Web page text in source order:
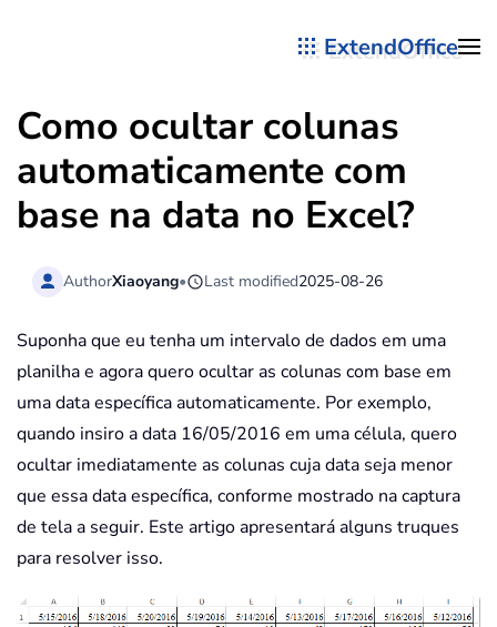
ExtendOffice
Como ocultar colunas
automaticamente com
base na data no Excel?
AuthorXiaoyang• Last modified2025-08-26
Suponha que eu tenha um intervalo de dados em uma
planilha e agora quero ocultar as colunas com base em
uma data específica automaticamente. Por exemplo,
quando insiro a data 16/05/2016 em uma célula, quero
ocultar imediatamente as colunas cuja data seja menor
que essa data específica, conforme mostrado na captura
de tela a seguir. Este artigo apresentará alguns truques
para resolver isso.